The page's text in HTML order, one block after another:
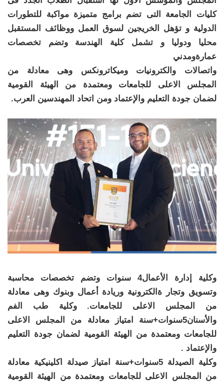
كليات الجامعة التى تضم برامج متميزة مواكبة للتطورات
الدولية و تؤهل الخريجين لسوق العمل ووظائف المستقبل
محليا ودوليا و تشمل كلية الهندسة وتضم تخصصات
عمارةومدني
واتصالات والكترونيات وميكاترونكس وهى معادلة من
المجلس الاعلى للجامعات ومعتمدة من الهيئة القومية
لضمان جودة التعليم والإعتماد ومن اتحاد المهندسين العرب.
وكلية إدارة الأعمال4 سنوات وتضم تخصصات محاسبة
وتسويق وتجار ةالكترونية وريادة أعمال وبنوك وهى معادلة
من المجلس الاعلى للجامعات. وكلية طب الفم
والأسنان5سنوات+سنة امتياز معادلة من المجلس الاعلى
للجامعات ومعتمدة من الهيئة القومية لضمان جودة التعليم
والإعتماد .
وكلية الصيدلة 5سنوات+سنة امتياز صيدلة اكلينيكية معادلة
من المجلس الاعلى للجامعات ومعتمدة من الهيئة القومية